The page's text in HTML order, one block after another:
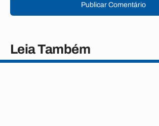
Publicar Comentário
Leia Também